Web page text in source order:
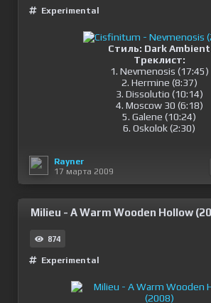
Experimental
Стиль: Dark Ambient
Треклист:
1. Nevmenosis (17:45)
2. Hermine (8:37)
3. Dissolutio (10:14)
4. Moscow 30 (6:18)
5. Galene (10:24)
6. Oskolok (2:30)
Rayner
17 марта 2009
Milieu - A Warm Wooden Hollow
874
Experimental